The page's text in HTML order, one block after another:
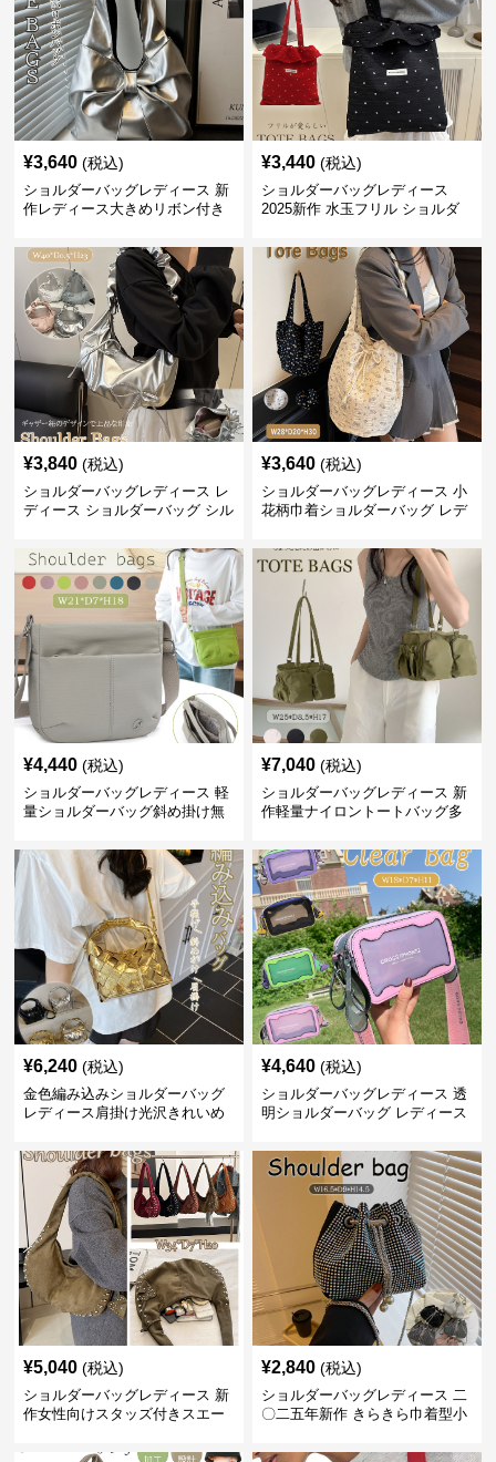
¥3,640 (税込)
ショルダーバッグレディース 新
作レディース大きめリボン付き
¥3,440 (税込)
ショルダーバッグレディース
2025新作 水玉フリル ショルダ
¥3,840 (税込)
ショルダーバッグレディース レ
ディース ショルダーバッグ シル
¥3,640 (税込)
ショルダーバッグレディース 小
花柄巾着ショルダーバッグ レデ
¥4,440 (税込)
ショルダーバッグレディース 軽
量ショルダーバッグ斜め掛け無
¥7,040 (税込)
ショルダーバッグレディース 新
作軽量ナイロントートバッグ多
¥6,240 (税込)
金色編み込みショルダーバッグ
レディース肩掛け光沢きれいめ
¥4,640 (税込)
ショルダーバッグレディース 透
明ショルダーバッグ レディース
¥5,040 (税込)
ショルダーバッグレディース 新
作女性向けスタッズ付きスエー
¥2,840 (税込)
ショルダーバッグレディース 二
〇二五年新作 きらきら巾着型小